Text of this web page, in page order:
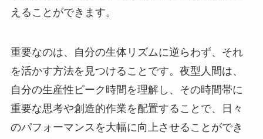
えることができます。
重要なのは、自分の生体リズムに逆らわず、それ
を活かす方法を見つけることです。夜型人間は、
自分の生産性ピーク時間を理解し、その時間帯に
重要な思考や創造的作業を配置することで、日々
のパフォーマンスを大幅に向上させることができ